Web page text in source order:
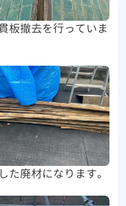
板撤去を行っていま
た廃材になります。